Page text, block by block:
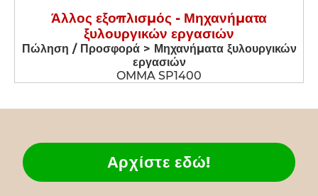
Άλλος εξοπλισμός - Μηχανήματα
ξυλουργικών εργασιών
Πώληση / Προσφορά > Μηχανήματα ξυλουργικών
εργασιών
OMMA SP1400
Αρχίστε εδώ!